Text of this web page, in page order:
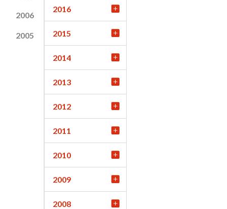
2006
2005
2016
2015
2014
2013
2012
2011
2010
2009
2008